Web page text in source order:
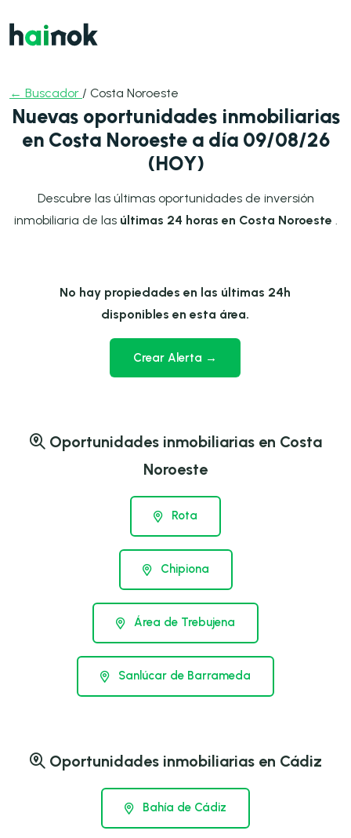
← Buscador / Costa Noroeste
Nuevas oportunidades inmobiliarias
en Costa Noroeste a día 09/08/26
(HOY)
Descubre las últimas oportunidades de inversión
inmobiliaria de las últimas 24 horas en Costa Noroeste
No hay propiedades en las últimas 24h
disponibles en esta área.
Crear Alerta →
Oportunidades inmobiliarias en Costa
Noroeste
Rota
Chipiona
Área de Trebujena
Sanlúcar de Barrameda
Oportunidades inmobiliarias en Cádiz
Bahía de Cádiz